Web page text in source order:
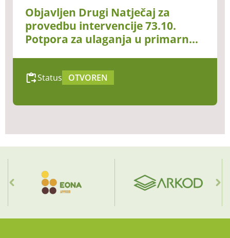
Objavljen Drugi Natječaj za
provedbu intervencije 73.10.
Potpora za ulaganja u primarnu
Status OTVOREN